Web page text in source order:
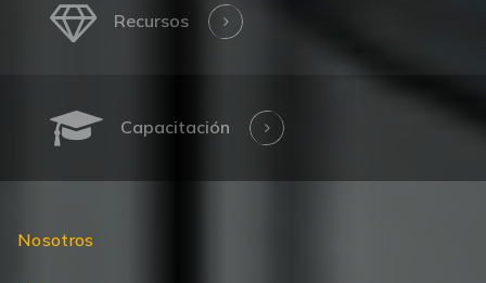
Recursos
Capacitación
Nosotros